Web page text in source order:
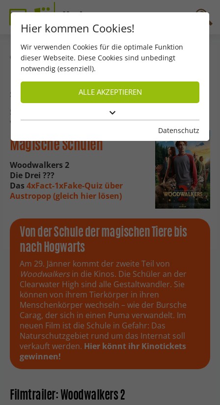
zurück
Szene Dezember
Szene – Jänner 2026
von Matthäus Recheis
Magische Schulen
Woodwalkers 2
Die Drei ???
Das4xFact-1xFake-Quiz über
Austropop (gleich hier lösen)
Von der Schule der magischen Tiere bis
nach Hogwarts
Am 29. Jänner kommt der zweite Teil von
Woodwalkersin die Kinos. Die Schüler an der
Clearwater High sind alle Gestaltwandler. Sie
können von ihrem Tierkörper in ihren
Menschenkörper wechseln – wie der Bursche
Carag, der sich in einen Puma verwandelt. Im
neuen Film ist die Schule in Gefahr: Das
Naturschutzgebiet rund um das Internat soll
verkauft werden. Hier könnt ihr Kinotickets
gewinnen!
Filmtrailer: Woodwalkers 2
Hier kommen Cookies!
Wir verwenden Cookies für die optimale Funktion
dieser Webseite. Diese Cookies sind unbedingt
notwendig (essenziell).
ALLE AKZEPTIEREN
Datenschutz